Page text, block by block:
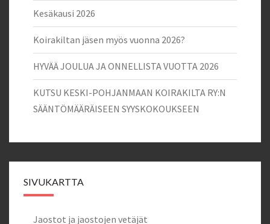
Kesäkausi 2026
Koirakiltan jäsen myös vuonna 2026?
HYVÄÄ JOULUA JA ONNELLISTA VUOTTA 2026
KUTSU KESKI-POHJANMAAN KOIRAKILTA RY:N
SÄÄNTÖMÄÄRÄISEEN SYYSKOKOUKSEEN
SIVUKARTTA
Jaostot ja jaostojen vetäjät